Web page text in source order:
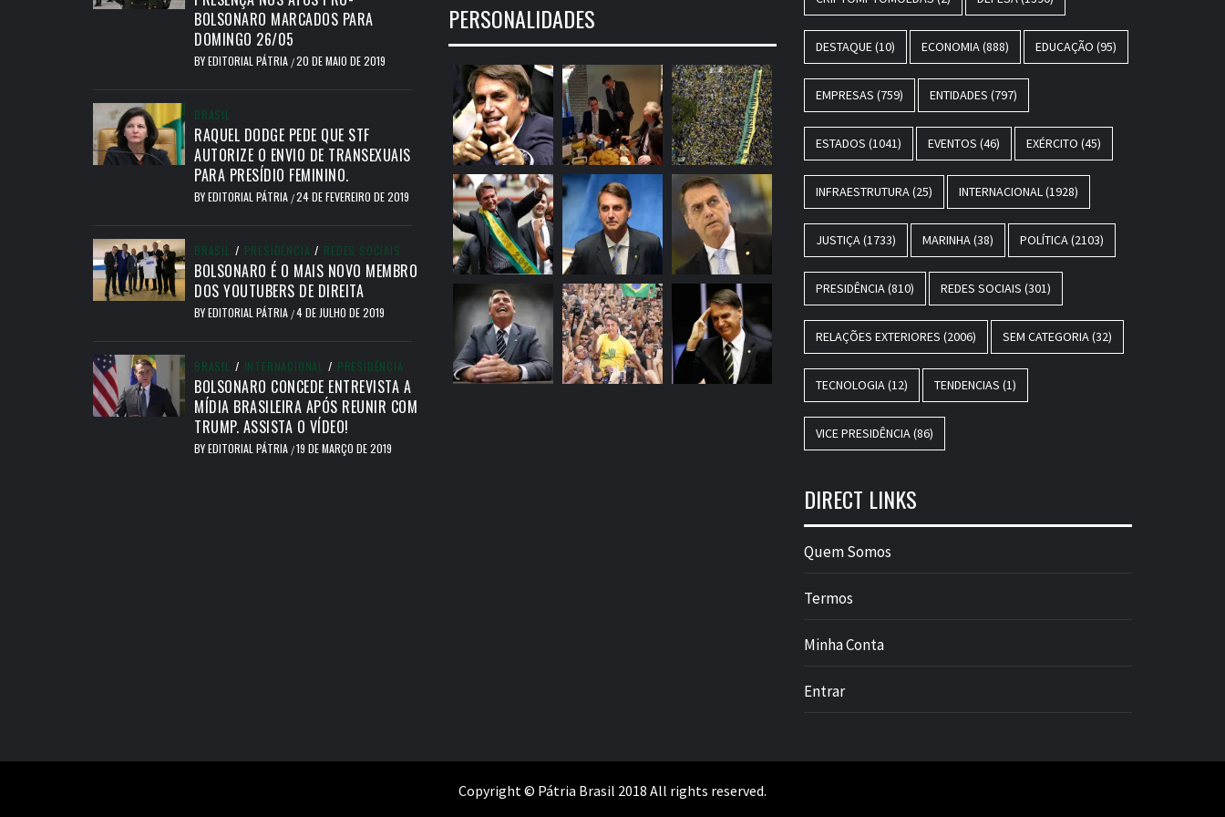
BOLSONARO MARCADOS PARA
DOMINGO 26/05
BYEDITORIAL PÁTRIA /20 DE MAIO DE 2019
BRASIL
RAQUEL DODGE PEDE QUE STF
AUTORIZE O ENVIO DE TRANSEXUAIS
PARA PRESÍDIO FEMININO.
BYEDITORIAL PÁTRIA /24 DE FEVEREIRO DE 2019
BRASIL / PRESIDÊNCIA / REDES SOCIAIS
BOLSONARO É O MAIS NOVO MEMBRO
DOS YOUTUBERS DE DIREITA
BYEDITORIAL PÁTRIA /4 DE JULHO DE 2019
BRASIL / INTERNACIONAL / PRESIDÊNCIA
BOLSONARO CONCEDE ENTREVISTA A
MÍDIA BRASILEIRA APÓS REUNIR COM
TRUMP. ASSISTA O VÍDEO!
BYEDITORIAL PÁTRIA /19 DE MARÇO DE 2019
PERSONALIDADES
DESTAQUE(10) ECONOMIA(888) EDUCAÇÃO (95)
EMPRESAS (759) ENTIDADES (797)
ESTADOS (1041) EVENTOS (46) EXÉRCITO (45)
INFRAESTRUTURA(25) INTERNACIONAL(1928)
JUSTIÇA(1733) MARINHA(38) POLÍTICA(2103)
PRESIDÊNCIA(810) REDES SOCIAIS (301)
RELAÇÕES EXTERIORES (2006) SEM CATEGORIA(32)
TECNOLOGIA(12) TENDENCIAS (1)
VICE PRESIDÊNCIA(86)
DIRECT LINKS
Quem Somos
Termos
Minha Conta
Entrar
Copyright © Pátria Brasil 2018 All rights reserved.